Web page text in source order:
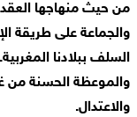
من حيث منهاجها
والجماعة على طريقة
السلف ببلادنا
والموعظة الحسنة من
والاعتدال.